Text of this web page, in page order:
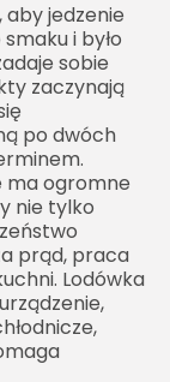
aby jedzenie
i było
sobie
zaczynają
po dwóch
ogromne
nie tylko
prąd, praca
Lodówka
lodówki
prądu
lodówce?
temperatura
po